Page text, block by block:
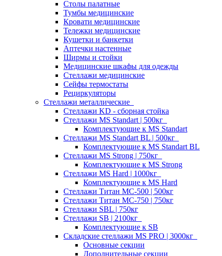
Столы палатные
Тумбы медицинские
Кровати медицинские
Тележки медицинские
Кушетки и банкетки
Аптечки настенные
Ширмы и стойки
Медицинские шкафы для одежды
Стеллажи медицинские
Сейфы термостаты
Рециркуляторы
Стеллажи металлические
Стеллажи KD - сборная стойка
Стеллажи MS Standart | 500кг
Комплектующие к MS Standart
Стеллажи MS Standart BL | 500кг
Комплектующие к MS Standart BL
Стеллажи MS Strong | 750кг
Комплектующие к MS Strong
Стеллажи MS Hard | 1000кг
Комплектующие к MS Hard
Стеллажи Титан МС-500 | 500кг
Стеллажи Титан МС-750 | 750кг
Стеллажи SBL | 750кг
Стеллажи SB | 2100кг
Комплектующие к SB
Складские стеллажи MS PRO | 3000кг
Основные секции
Дополнительные секции